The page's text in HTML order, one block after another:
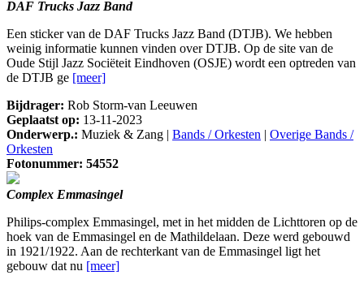
DAF Trucks Jazz Band
Een sticker van de DAF Trucks Jazz Band (DTJB). We hebben
weinig informatie kunnen vinden over DTJB. Op de site van de
Oude Stijl Jazz Sociëteit Eindhoven (OSJE) wordt een optreden van
de DTJB ge [meer]
Bijdrager: Rob Storm-van Leeuwen
Geplaatst op: 13-11-2023
Onderwerp.: Muziek & Zang | Bands / Orkesten | Overige Bands /
Orkesten
Fotonummer: 54552
Complex Emmasingel
Philips-complex Emmasingel, met in het midden de Lichttoren op de
hoek van de Emmasingel en de Mathildelaan. Deze werd gebouwd
in 1921/1922. Aan de rechterkant van de Emmasingel ligt het
gebouw dat nu [meer]